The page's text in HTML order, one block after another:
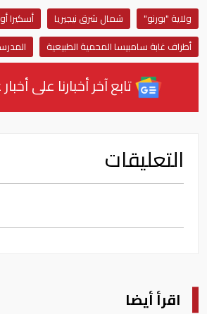
ولاية "بورنو" شمال شرق نيجيريا
أسكيرا
أطراف غابة سامبيسا المحمية الطبيعية
تابع آخر أخبارنا على
التعليقات
اقرأ أيضا